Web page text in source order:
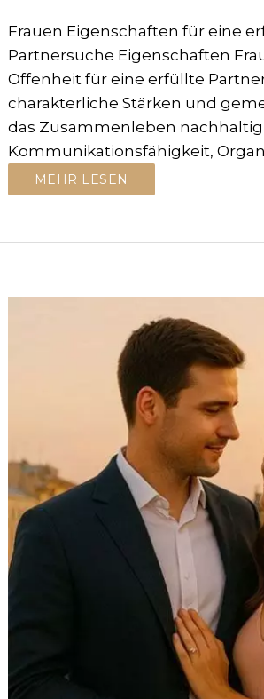
Frauen Eigenschaften für eine
Partnersuche Eigenschaften
Offenheit für eine erfüllte
charakterliche Stärken und
das Zusammenleben
Kommunikationsfähigkeit,
MEHR LESEN